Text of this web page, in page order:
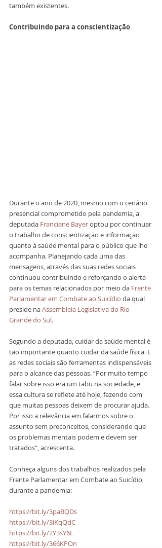
também existentes.
Contribuindo para a conscientização
Durante o ano de 2020, mesmo com o cenário
presencial comprometido pela pandemia, a
deputada Franciane Bayer optou por continuar
o trabalho de conscientização e informação
quanto à saúde mental para o público que lhe
acompanha. Planejando cada uma das
mensagens, através das suas redes sociais
continuou contribuindo e reforçando o alerta
para os temas relacionados por meio da Frente
Parlamentar em Combate ao Suicídio da qual
preside na Assembleia Legislativa do Rio
Grande do Sul.
Segundo a deputada, cuidar da saúde mental é
tão importante quanto cuidar da saúde física. E
as redes sociais são ferramentas indispensáveis
para o alcance das pessoas. “Por muito tempo
falar sobre isso era um tabu na sociedade, e
essa cultura se reflete até hoje, fazendo com
que muitas pessoas deixem de procurar ajuda.
Por isso a relevância em falarmos sobre o
assunto sem preconceitos, considerando que
os problemas mentais podem e devem ser
tratados”, acrescenta.
Conheça alguns dos trabalhos realizados pela
Frente Parlamentar em Combate ao Suicídio,
durante a pandemia:
https://bit.ly/3paBQDs
https://bit.ly/3iKqQdC
https://bit.ly/2Y3sY6L
https://bit.ly/366KPOn